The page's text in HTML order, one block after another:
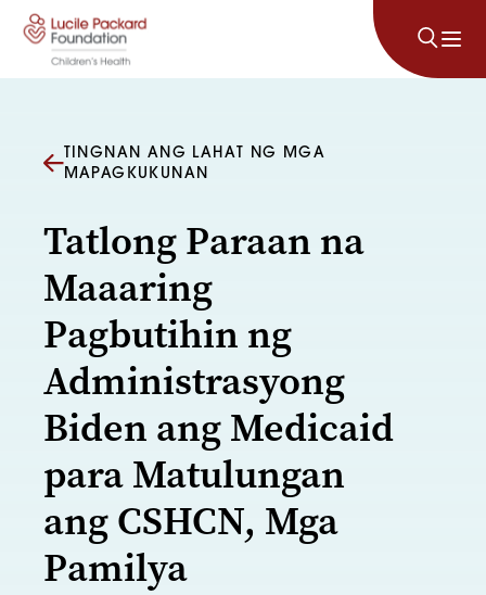
Lumaktaw sa nilalaman
TINGNAN ANG LAHAT NG MGA
MAPAGKUKUNAN
Tatlong Paraan na
Maaaring
Pagbutihin ng
Administrasyong
Biden ang Medicaid
para Matulungan
ang CSHCN, Mga
Pamilya